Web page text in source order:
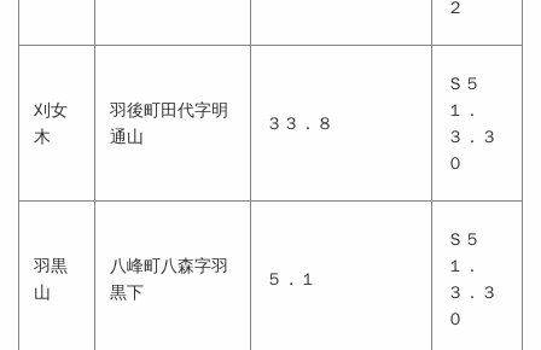
２
刈女
木
羽後町田代字明
通山
３３．８
Ｓ５
１．
３．３
０
羽黒
山
八峰町八森字羽
黒下
５．１
Ｓ５
１．
３．３
０